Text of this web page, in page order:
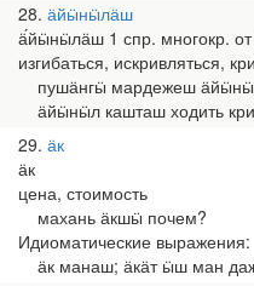
28 ӓйӹнӹлӓш
ӓ́йӹнӹлӓш 1 спр. многокр.
изгибаться, искривляться,
пушӓнгӹ мардежеш
ӓйӹнӹл кашташ ходить
29 ӓк
ӓк
цена, стоимость
махань ӓкшӹ почем?
Идиоматические выражения:
ӓк манаш; ӓкӓт ӹш ман